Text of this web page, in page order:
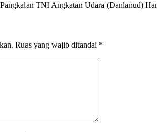
TNI Angkatan Udara (Danlanud)
Ruas yang wajib ditandai *